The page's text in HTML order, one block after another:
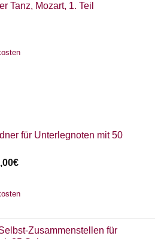
Tanz, Mozart, 1. Teil
für Unterlegnoten mit 50
€
Zusammenstellen für